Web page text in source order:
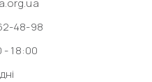
48-98
- 18:00